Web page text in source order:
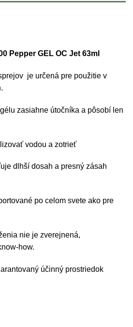
Pepper GEL OC Jet 63ml
je určená pre použitie v
zasiahne útočníka a pôsobí len
vodou a zotrieť
dlhší dosah a presný zásah
po celom svete ako pre
nie je zverejnená,
how.
účinný prostriedok